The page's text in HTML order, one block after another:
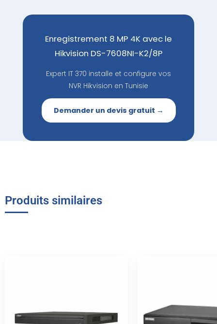
Enregistrement 8 MP 4K avec le
Hikvision DS-7608NI-K2/8P
Expert IT 370 installe et configure vos
NVR Hikvision en Tunisie
Demander un devis gratuit →
Produits similaires